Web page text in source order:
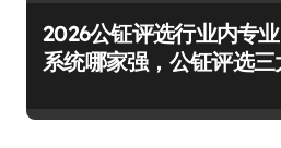
2026公钲评选行业内专
系统哪家强，公钲评选三